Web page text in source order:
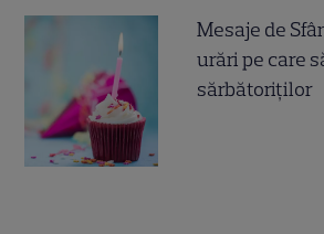
Mesaje de
urări pe care
sărbătoriților